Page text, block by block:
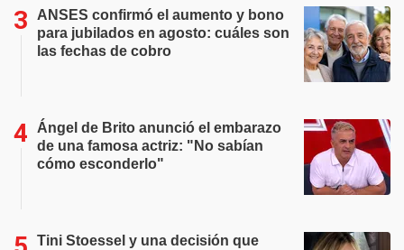
ANSES confirmó el aumento y bono
para jubilados en agosto: cuáles son
las fechas de cobro
Ángel de Brito anunció el embarazo
de una famosa actriz: "No sabían
cómo esconderlo"
Tini Stoessel y una decisión que